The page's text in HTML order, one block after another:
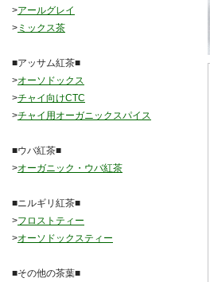
>アールグレイ
> ミックス茶
■アッサム紅茶■
>オーソドックス
>チャイ向けCTC
>チャイ用オーガニックスパイス
■ウバ紅茶■
>オーガニック・ウバ紅茶
■ニルギリ紅茶■
>フロストティー
>オーソドックスティー
■その他の茶葉■